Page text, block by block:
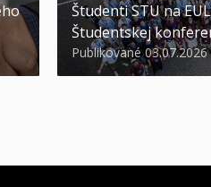
Študenti STU na
Študentskej
Publikované 03.07.2026